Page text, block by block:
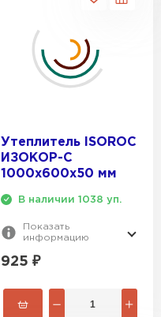
Утеплитель ISOROC
ИЗОКОР-С
1000х600х50 мм
В наличии 1038 уп.
Показать
информацию
925 ₽